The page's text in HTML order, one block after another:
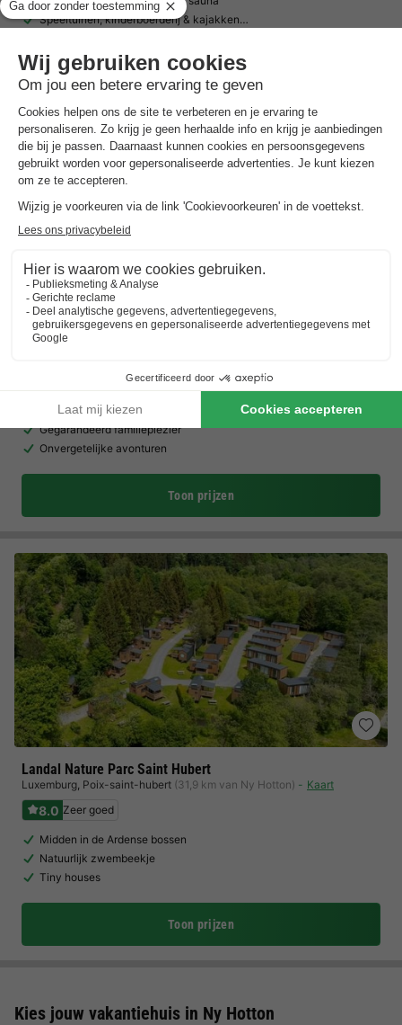
Speeltuinen, kinderboerderij & kajakken…
Toon prijzen
Camping Liefrange
Deluxe natuurerlebnis
Gegarandeerd familieplezier
Onvergetelijke avonturen
Toon prijzen
Landal Nature Parc Saint Hubert
Luxemburg, Poix-saint-hubert (31,9 km van Ny Hotton) Kaart
8.0 Zeer goed
Midden in de Ardense bossen
Natuurlijk zwembeekje
Tiny houses
Toon prijzen
Kies jouw vakantiehuis in Ny Hotton